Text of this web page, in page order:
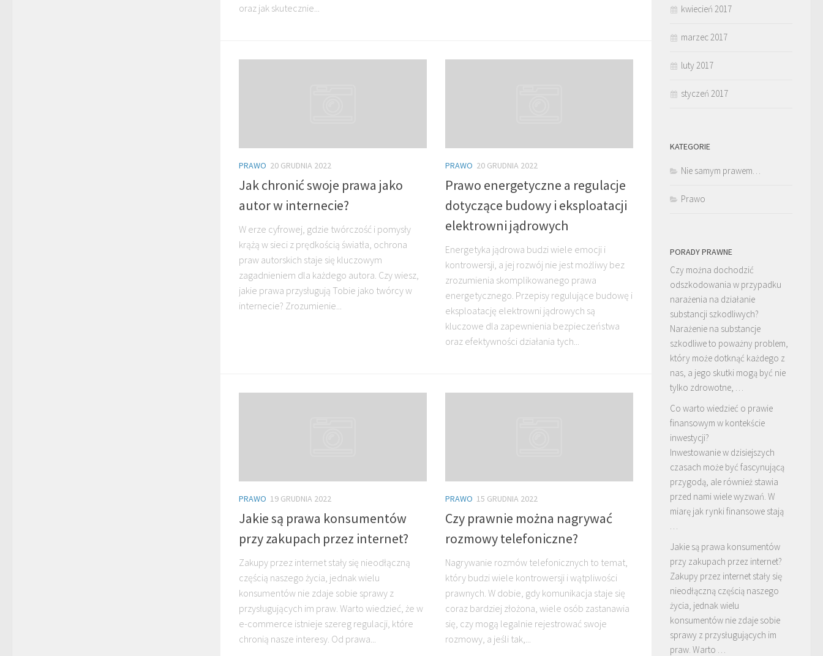
oraz jak skutecznie...
PRAWO 20 GRUDNIA 2022
Jak chronić swoje prawa jako
autor w internecie?
W erze cyfrowej, gdzie twórczość i pomysły
krążą w sieci z prędkością światła, ochrona
praw autorskich staje się kluczowym
zagadnieniem dla każdego autora. Czy wiesz,
jakie prawa przysługują Tobie jako twórcy w
internecie? Zrozumienie...
PRAWO 20 GRUDNIA 2022
Prawo energetyczne a regulacje
dotyczące budowy i eksploatacji
elektrowni jądrowych
Energetyka jądrowa budzi wiele emocji i
kontrowersji, a jej rozwój nie jest możliwy bez
zrozumienia skomplikowanego prawa
energetycznego. Przepisy regulujące budowę i
eksploatację elektrowni jądrowych są
kluczowe dla zapewnienia bezpieczeństwa
oraz efektywności działania tych...
PRAWO 19 GRUDNIA 2022
Jakie są prawa konsumentów
przy zakupach przez internet?
Zakupy przez internet stały się nieodłączną
częścią naszego życia, jednak wielu
konsumentów nie zdaje sobie sprawy z
przysługujących im praw. Warto wiedzieć, że w
e-commerce istnieje szereg regulacji, które
chronią nasze interesy. Od prawa...
PRAWO 15 GRUDNIA 2022
Czy prawnie można nagrywać
rozmowy telefoniczne?
Nagrywanie rozmów telefonicznych to temat,
który budzi wiele kontrowersji i wątpliwości
prawnych. W dobie, gdy komunikacja staje się
coraz bardziej złożona, wiele osób zastanawia
się, czy mogą legalnie rejestrować swoje
rozmowy, a jeśli tak,...
kwiecień 2017
marzec 2017
luty 2017
styczeń 2017
KATEGORIE
Nie samym prawem…
Prawo
PORADY PRAWNE
Czy można dochodzić
odszkodowania w przypadku
narażenia na działanie
substancji szkodliwych?
Narażenie na substancje
szkodliwe to poważny problem,
który może dotknąć każdego z
nas, a jego skutki mogą być nie
tylko zdrowotne, …
Co warto wiedzieć o prawie
finansowym w kontekście
inwestycji?
Inwestowanie w dzisiejszych
czasach może być fascynującą
przygodą, ale również stawia
przed nami wiele wyzwań. W
miarę jak rynki finansowe stają
…
Jakie są prawa konsumentów
przy zakupach przez internet?
Zakupy przez internet stały się
nieodłączną częścią naszego
życia, jednak wielu
konsumentów nie zdaje sobie
sprawy z przysługujących im
praw. Warto …